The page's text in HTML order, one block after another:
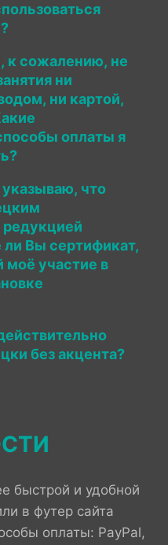
к сожалению, не
ни
ни картой,
оплаты я
что
Вы сертификат,
участие в
без акцента?
быстрой и удобной
в футер сайта
оплаты: PayPal,